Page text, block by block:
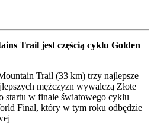
Trail jest częścią cyklu Golden
Trail (33 km) trzy najlepsze
mężczyzn wywalczą Złote
startu w finale światowego cyklu
Final, który w tym roku odbędzie